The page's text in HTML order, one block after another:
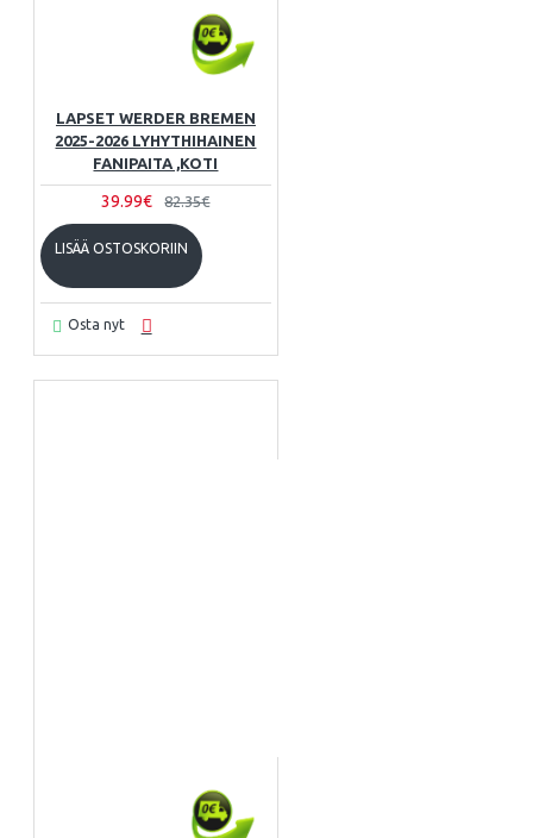
LAPSET WERDER BREMEN
2025-2026 LYHYTHIHAINEN
FANIPAITA ,KOTI
39.99€ 82.35€
LISÄÄ OSTOSKORIIN
Osta nyt